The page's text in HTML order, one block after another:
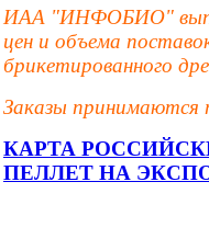
ИАА "ИНФОБИО"
цен и объема
брикетированного
Заказы принимаются
КАРТА
ПЕЛЛЕТ НА